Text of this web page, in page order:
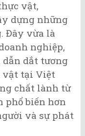
vật,
dựng những
Đây vừa là
nghiệp,
dắt tương
vật tại Việt
chất lành từ
phổ biến hơn
và sự phát